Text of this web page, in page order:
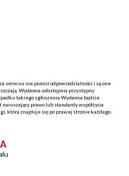
serwisu nie ponosi odpowiedzialności i są one
Wydawca udostępnia przystępny
takiego zgłoszenia Wydawca będzie
naruszający prawo lub standardy współżycia
która znajduje się po prawej stronie każdego